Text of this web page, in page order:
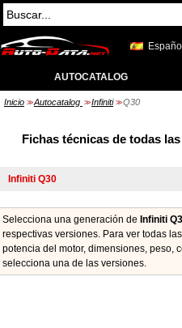
AUTOCATALOG
Inicio >> Autocatalog >> Infiniti >> Q30
Fichas técnicas de todas
Selecciona una generación de Infiniti
respectivas versiones. Para ver todas
potencia del motor, dimensiones, peso,
seleccionа una de las versiones.